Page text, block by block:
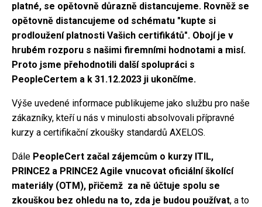
platné, se opětovně důrazně distancujeme. Rovněž se
opětovně distancujeme od schématu "kupte si
prodloužení platnosti Vašich certifikátů". Obojí je v
hrubém rozporu s našimi firemními hodnotami a misí.
Proto jsme přehodnotili další spolupráci s
PeopleCertem a k 31.12.2023 ji ukončíme.
Výše uvedené informace publikujeme jako službu pro naše
zákazníky, kteří u nás v minulosti absolvovali přípravné
kurzy a certifikační zkoušky standardů AXELOS.
Dále PeopleCert začal zájemcům o kurzy ITIL,
PRINCE2 a PRINCE2 Agile vnucovat oficiální školící
materiály (OTM), přičemž za ně účtuje spolu se
zkouškou bez ohledu na to, zda je budou používat, a to